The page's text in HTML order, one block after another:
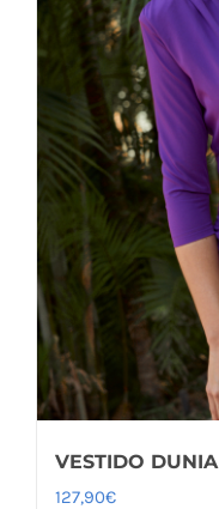
VESTIDO DUNIA
127,90€